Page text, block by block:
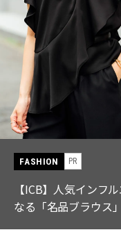
FASHION PR
【ICB】人気インフ
なる「名品ブラウス